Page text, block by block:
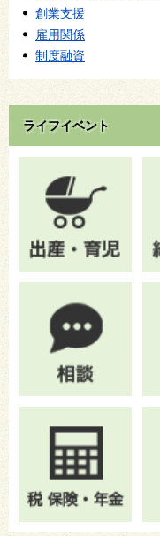
創業支援
雇用関係
制度融資
ライフイベント